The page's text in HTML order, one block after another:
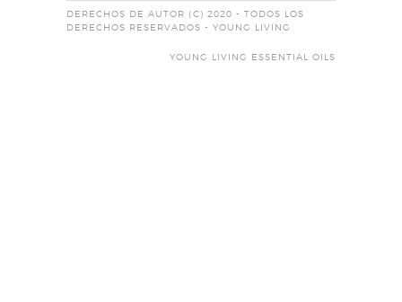
DERECHOS DE AUTOR (C) 2020 - TODOS LOS
DERECHOS RESERVADOS - YOUNG LIVING
YOUNG LIVING ESSENTIAL OILS